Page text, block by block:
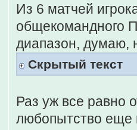
Из 6 матчей
общекомандного
диапазон, думаю,
Скрытый текст
Раз уж все равно
любопытство еще